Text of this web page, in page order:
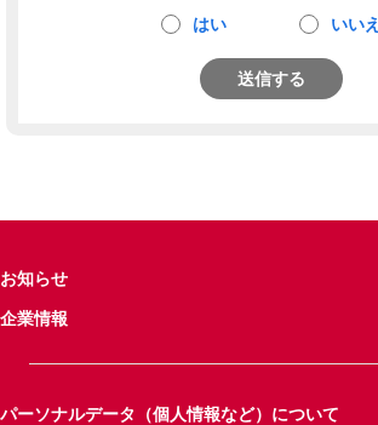
はい いいえ
送信する
お知らせ
企業情報
パーソナルデータ（個人情報など）について